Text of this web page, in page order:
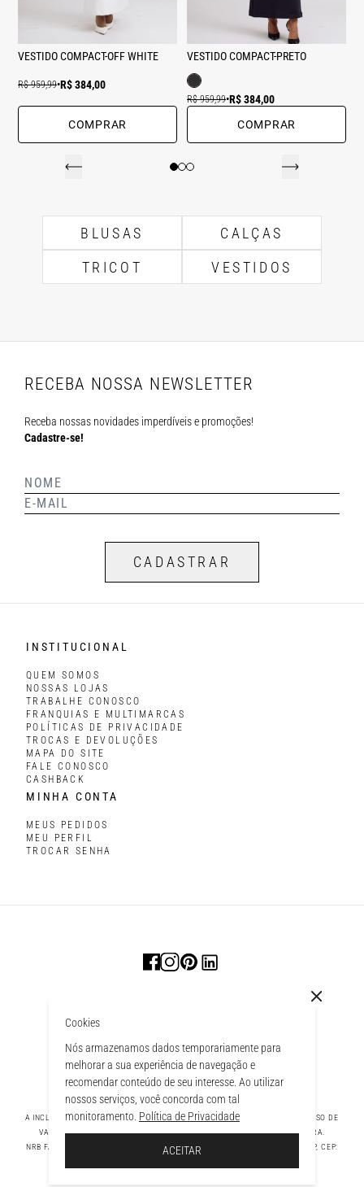
Cookies
Nós armazenamos dados temporariamente para
melhorar a sua experiência de navegação e
recomendar conteúdo de seu interesse. Ao utilizar
nossos serviços, você concorda com tal
monitoramento. Política de Privacidade
ACEITAR
VESTIDO COMPACT-OFF WHITE
R$ 959,99•R$ 384,00
COMPRAR
VESTIDO COMPACT-PRETO
R$ 959,99•R$ 384,00
COMPRAR
BLUSAS
CALÇAS
TRICOT
VESTIDOS
SACOLA
RECEBA NOSSA NEWSLETTER
Receba nossas novidades imperdíveis e promoções!
Cadastre-se!
CADASTRAR
INSTITUCIONAL
QUEM SOMOS
NOSSAS LOJAS
TRABALHE CONOSCO
FRANQUIAS E MULTIMARCAS
POLÍTICAS DE PRIVACIDADE
TROCAS E DEVOLUÇÕES
MAPA DO SITE
FALE CONOSCO
CASHBACK
MINHA CONTA
MEUS PEDIDOS
MEU PERFIL
TROCAR SENHA
A INCLUSÃO DE UM PRODUTO NA SACOLA NÃO GARANTE SEU PREÇO. EM CASO DE
VARIAÇÃO, PREVALECERÁ O PREÇO VIGENTE NA FINALIZAÇÃO DA COMPRA.
NRB FASHION COMPANY LTDA - AV. TAMBORE, 1043 - TAMBORÉ BARUERI - SP, CEP: